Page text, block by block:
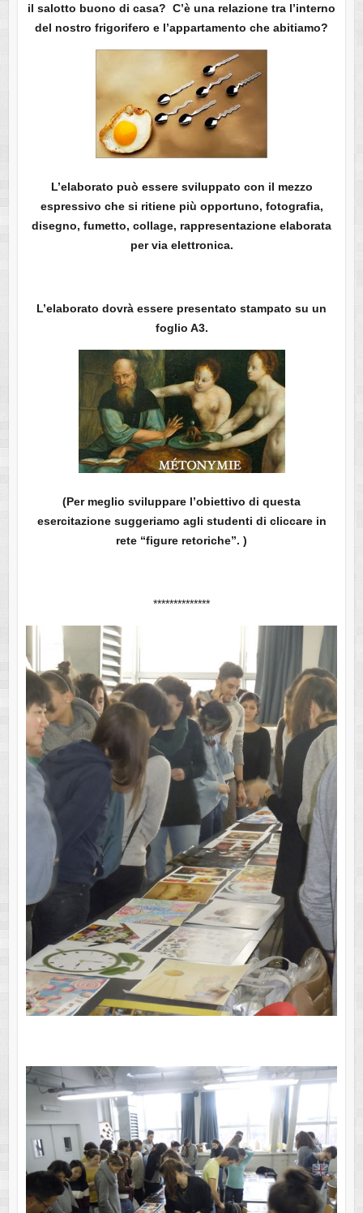
il salotto buono di casa? C’è una relazione tra l’interno
del nostro frigorifero e l’appartamento che abitiamo?
L’elaborato può essere sviluppato con il mezzo
espressivo che si ritiene più opportuno, fotografia,
disegno, fumetto, collage, rappresentazione elaborata
per via elettronica.
L’elaborato dovrà essere presentato stampato su un
foglio A3.
(Per meglio sviluppare l’obiettivo di questa
esercitazione suggeriamo agli studenti di cliccare in
rete “figure retoriche”. )
**************